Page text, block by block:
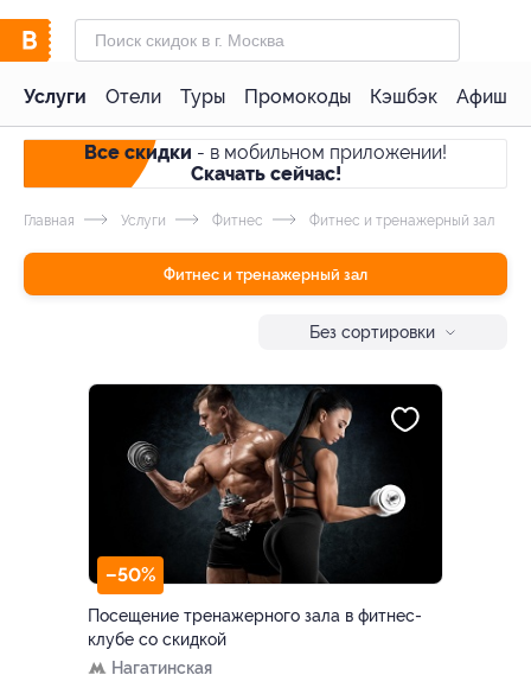
Услуги Отели Туры Промокоды Кэшбэк Афиша
Все скидки - в мобильном приложении!
Скачать сейчас!
Главная Услуги Фитнес Фитнес и тренажерный зал
Фитнес и тренажерный зал
Без сортировки
–50%
Посещение тренажерного зала в фитнес-
клубе со скидкой
Нагатинская